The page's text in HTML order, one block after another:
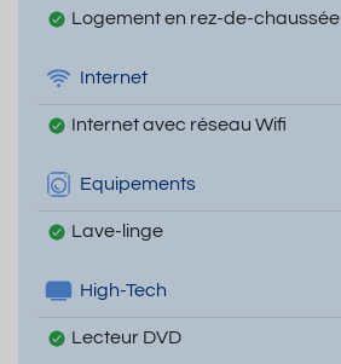
Logement en rez-de-chaussée
Internet
Internet avec réseau Wifi
Equipements
Lave-linge
High-Tech
Lecteur DVD